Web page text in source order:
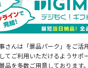
さんは「景品パーク」をご活
てご利用いただけるようサポ
品を多数ご用意しております。